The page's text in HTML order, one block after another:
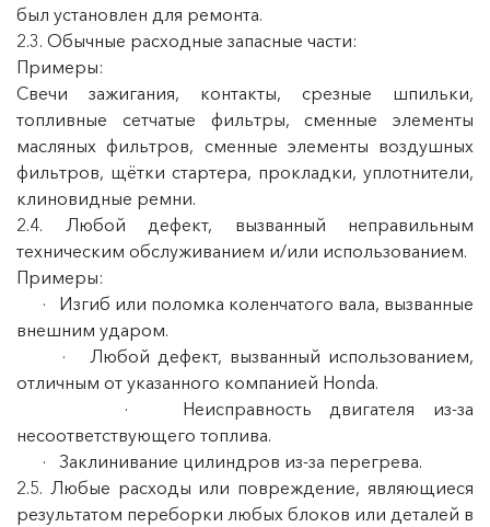
был установлен для ремонта.
2.3. Обычные расходные запасные части:
Примеры:
Свечи зажигания, контакты, срезные шпильки,
топливные сетчатые фильтры, сменные элементы
масляных фильтров, сменные элементы воздушных
фильтров, щётки стартера, прокладки, уплотнители,
клиновидные ремни.
2.4. Любой дефект, вызванный неправильным
техническим обслуживанием и/или использованием.
Примеры:
· Изгиб или поломка коленчатого вала, вызванные
внешним ударом.
· Любой дефект, вызванный использованием,
отличным от указанного компанией Honda.
· Неисправность двигателя из-за
несоответствующего топлива.
· Заклинивание цилиндров из-за перегрева.
2.5. Любые расходы или повреждение, являющиеся
результатом переборки любых блоков или деталей в